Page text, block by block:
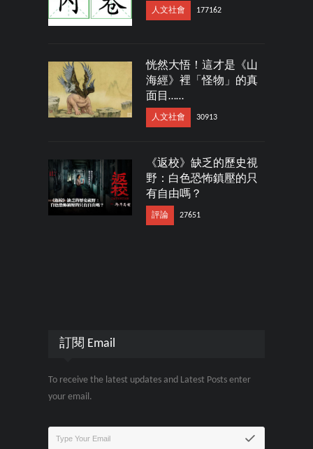
人文社會 177162
恍然大悟！這才是《山
海經》裡「怪物」的真
面目……
人文社會 30913
《返校》缺乏的歷史視
野：白色恐怖鎮壓的只
有自由嗎？
評論 27651
訂閱 Email
To receive the latest updates and Latest Posts enter
your email.